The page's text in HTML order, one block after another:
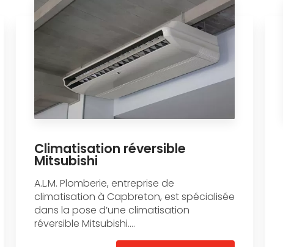
Climatisation réversible
Mitsubishi
A.L.M. Plomberie, entreprise de
climatisation à Capbreton, est spécialisée
dans la pose d’une climatisation
réversible Mitsubishi....